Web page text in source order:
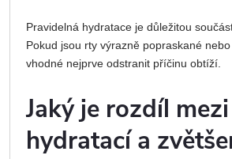
Pravidelná hydratace je důležitou
Pokud jsou rty výrazně popraskané
vhodné nejprve odstranit příčinu obtíží.
Jaký je rozdíl mezi
hydratací a